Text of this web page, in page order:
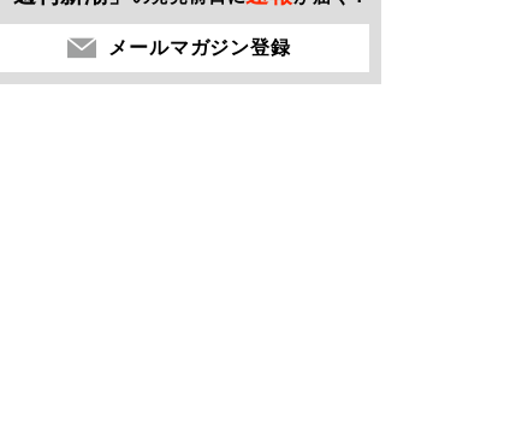
メールマガジン登録